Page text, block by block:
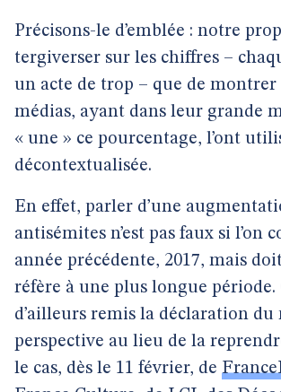
Précisons-le d’emblée : notre
tergiverser sur les chiffres –
un acte de trop – que de
médias, ayant dans leur grande
« une » ce pourcentage, l’ont
décontextualisée.
En effet, parler d’une
antisémites n’est pas faux si l’on
année précédente, 2017, mais
réfère à une plus longue
d’ailleurs remis la déclaration
perspective au lieu de la
le cas, dès le 11 février, de